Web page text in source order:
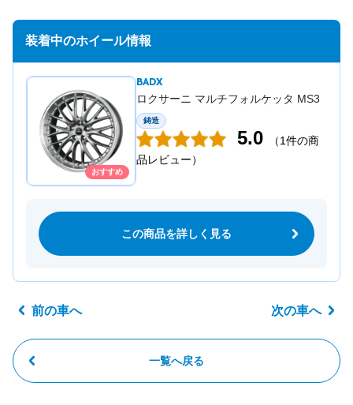
装着中のホイール情報
おすすめ
BADX
ロクサーニ マルチフォルケッタ MS3
鋳造
5.0
（1件の商
品レビュー）
この商品を詳しく見る
前の車へ
一覧へ戻る
次の車へ